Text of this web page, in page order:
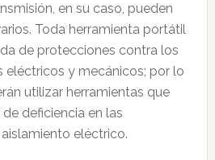
en su caso, pueden
Toda herramienta portátil
de protecciones contra los
eléctricos y mecánicos; por lo
utilizar herramientas que
deficiencia en las
eléctrico.